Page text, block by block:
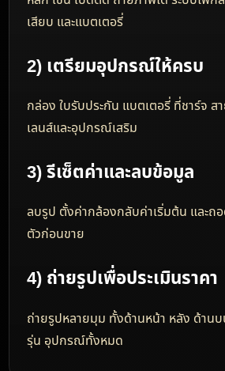
รับซื้อกล้อง Insta360
รับซื้อกล้อง Insta360 ทุกรุ่น ทั้งกล้อง